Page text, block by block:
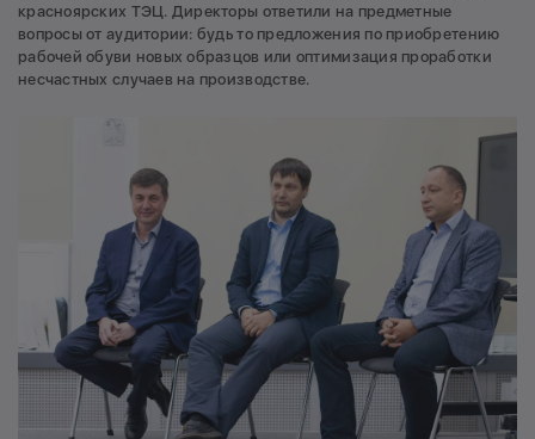
красноярских ТЭЦ. Директоры ответили на предметные
вопросы от аудитории: будь то предложения по приобретению
рабочей обуви новых образцов или оптимизация проработки
несчастных случаев на производстве.